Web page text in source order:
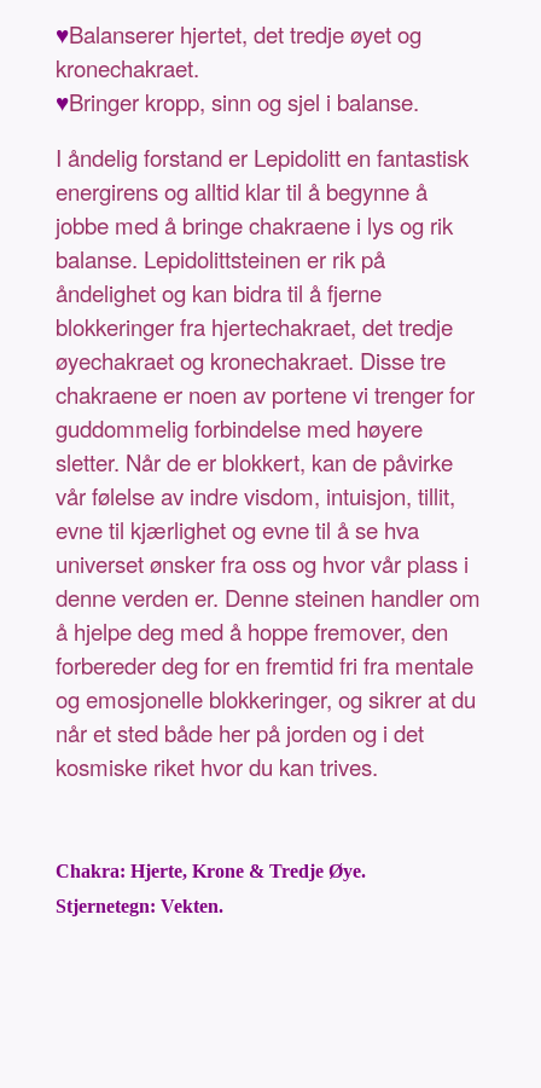
♥Balanserer hjertet, det tredje øyet og
kronechakraet.
♥Bringer kropp, sinn og sjel i balanse.
I åndelig forstand er Lepidolitt en fantastisk
energirens og alltid klar til å begynne å
jobbe med å bringe chakraene i lys og rik
balanse. Lepidolittsteinen er rik på
åndelighet og kan bidra til å fjerne
blokkeringer fra hjertechakraet, det tredje
øyechakraet og kronechakraet. Disse tre
chakraene er noen av portene vi trenger for
guddommelig forbindelse med høyere
sletter. Når de er blokkert, kan de påvirke
vår følelse av indre visdom, intuisjon, tillit,
evne til kjærlighet og evne til å se hva
universet ønsker fra oss og hvor vår plass i
denne verden er. Denne steinen handler om
å hjelpe deg med å hoppe fremover, den
forbereder deg for en fremtid fri fra mentale
og emosjonelle blokkeringer, og sikrer at du
når et sted både her på jorden og i det
kosmiske riket hvor du kan trives.
Chakra: Hjerte, Krone & Tredje Øye.
Stjernetegn: Vekten.